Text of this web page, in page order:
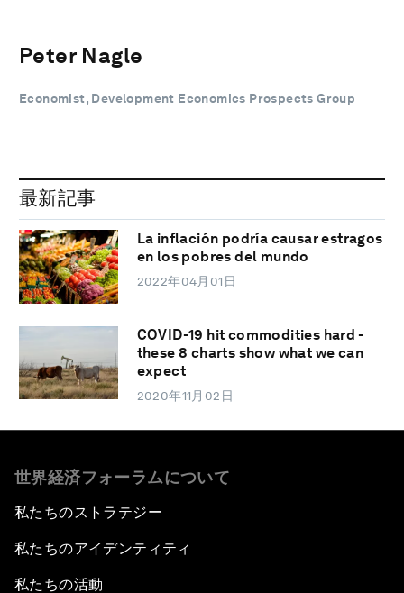
Peter Nagle
Economist, Development Economics Prospects Group
最新記事
La inflación podría causar estragos
en los pobres del mundo
2022年04月01日
COVID-19 hit commodities hard -
these 8 charts show what we can
expect
2020年11月02日
世界経済フォーラムについて
私たちのストラテジー
私たちのアイデンティティ
私たちの活動